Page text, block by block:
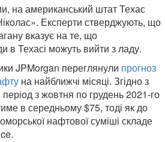
на американський штат Техас
Експерти стверджують, що
вказує на те, що
в Техасі можуть вийти з ладу.
JPMorgan переглянули прогноз
на найближчі місяці. Згідно з
період з жовтня по грудень 2021-го
в середньому $75, тоді як до
нафтової суміші складе